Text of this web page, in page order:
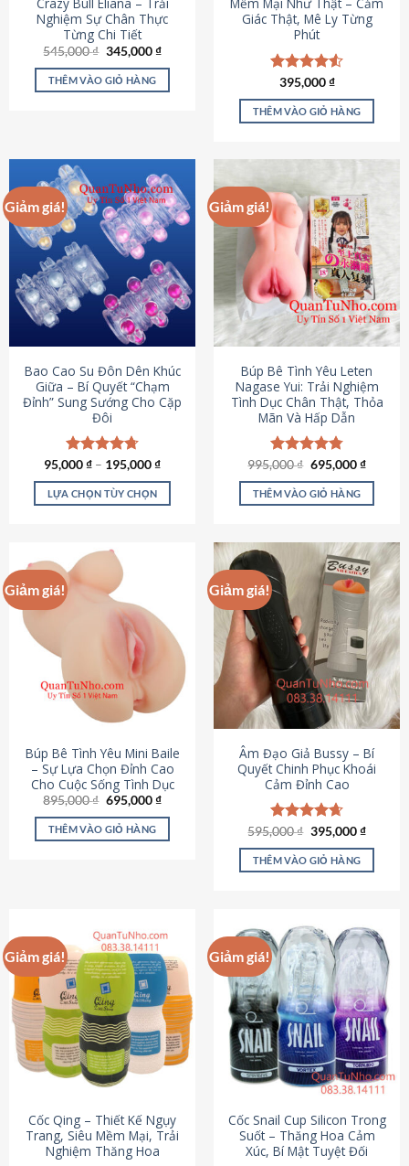
Crazy Bull Eliana – Trải
Nghiệm Sự Chân Thực
Từng Chi Tiết
545,000₫ Giá
là:
545,000 ₫.
345,000₫Giá
tại
THÊM VÀO GIỎ HÀNG
Mềm Mại Như Thật – Cảm
Giác Thật, Mê Ly Từng
Phút
Được xếp
hạng4.53
5 sao
395,000₫
THÊM VÀO GIỎ HÀNG
Giảm giá!
Bao Cao Su Đôn Dên Khúc
Giữa – Bí Quyết “Chạm
Đỉnh” Sung Sướng Cho Cặp
Đôi
Được xếp
hạng4.70
5 sao
95,000₫ – 195,000₫
LỰA CHỌN TÙY CHỌN
này
nhiều
biến
thể.
chọn
thể
chọn
trên
trang
sản
phẩm
Giảm giá!
Búp Bê Tình Yêu Leten
Nagase Yui: Trải Nghiệm
Tình Dục Chân Thật, Thỏa
Mãn Và Hấp Dẫn
Được xếp
hạng4.80
5 sao
995,000₫ Giá
là:
995,000 ₫.
695,000₫Giá
tại
THÊM VÀO GIỎ HÀNG
Giảm giá!
Búp Bê Tình Yêu Mini Baile
– Sự Lựa Chọn Đỉnh Cao
Cho Cuộc Sống Tình Dục
895,000₫ Giá
là:
895,000 ₫.
695,000₫Giá
tại
THÊM VÀO GIỎ HÀNG
Giảm giá!
Âm Đạo Giả Bussy – Bí
Quyết Chinh Phục Khoái
Cảm Đỉnh Cao
Được xếp
hạng4.64
5 sao
595,000₫ Giá
là:
595,000 ₫.
395,000₫Giá
tại
THÊM VÀO GIỎ HÀNG
Giảm giá!
Cốc Qing – Thiết Kế Ngụy
Trang, Siêu Mềm Mại, Trải
Nghiệm Thăng Hoa
Giảm giá!
Cốc Snail Cup Silicon Trong
Suốt – Thăng Hoa Cảm
Xúc, Bí Mật Tuyệt Đối